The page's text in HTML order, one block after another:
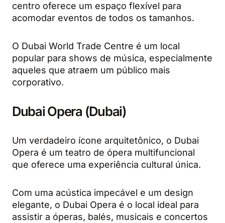
centro oferece um espaço flexível para
acomodar eventos de todos os tamanhos.
O Dubai World Trade Centre é um local
popular para shows de música, especialmente
aqueles que atraem um público mais
corporativo.
Dubai Opera (Dubai)
Um verdadeiro ícone arquitetônico, o Dubai
Opera é um teatro de ópera multifuncional
que oferece uma experiência cultural única.
Com uma acústica impecável e um design
elegante, o Dubai Opera é o local ideal para
assistir a óperas, balés, musicais e concertos